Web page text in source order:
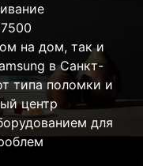
на дом, так и
в Санкт-
типа поломки и
центр
для